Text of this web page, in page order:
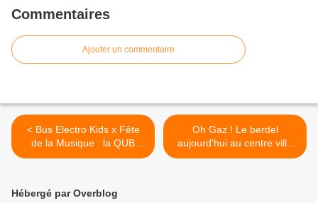
Commentaires
Ajouter un commentaire
< Bus Electro Kids x Fête
de la Musique : la QUB
organise un concours de
Oh Gaz ! Le berdel
aujourd'hui au centre ville
de Quimper >
Hébergé par Overblog